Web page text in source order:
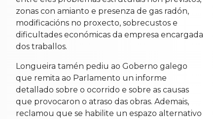
zonas con amianto e presenza de gas radón,
modificacións no proxecto, sobrecustos e
dificultades económicas da empresa encargada
dos traballos.
Longueira tamén pediu ao Goberno galego
que remita ao Parlamento un informe
detallado sobre o ocorrido e sobre as causas
que provocaron o atraso das obras. Ademais,
reclamou que se habilite un espazo alternativo